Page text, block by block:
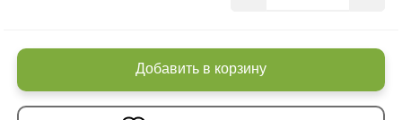
Добавить в корзину